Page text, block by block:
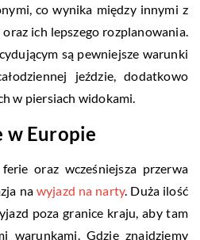
co wynika między innymi z
ich lepszego rozplanowania.
są pewniejsze warunki
jeździe, dodatkowo
w piersiach widokami.
w Europie
oraz wcześniejsza przerwa
na wyjazd na narty. Duża ilość
poza granice kraju, aby tam
warunkami. Gdzie znajdziemy